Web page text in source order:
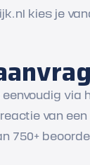
kies je
via
van een
750+